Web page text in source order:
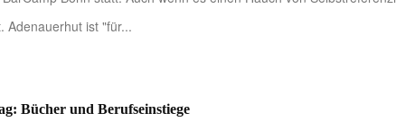
Adenauerhut ist "für...
Bücher und Berufseinstiege